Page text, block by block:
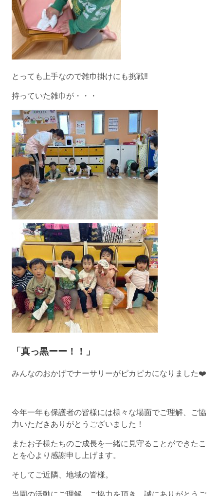
とっても上手なので雑巾掛けにも挑戦‼️
持っていた雑巾が・・・
「真っ黒ーー！！」
みんなのおかげでナーサリーがピカピカになりました❤️
今年一年も保護者の皆様には様々な場面でご理解、ご協
力いただきありがとうございました！
またお子様たちのご成長を一緒に見守ることができたこ
とを心より感謝申し上げます。
そしてご近隣、地域の皆様。